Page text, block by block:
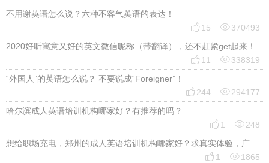
不用谢英语怎么说？六种不客气英语的表达！
 15 370493
2020好听寓意又好的英文微信昵称（带翻译），还不赶紧get起来！
 11 338319
“外国人”的英语怎么说？ 不要说成“Foreigner”！
 244 294177
哈尔滨成人英语培训机构哪家好？有推荐的吗？
 1 248
想给职场充电，郑州的成人英语培训机构哪家好？求真实体验，广告勿扰，感谢！
 1 1865